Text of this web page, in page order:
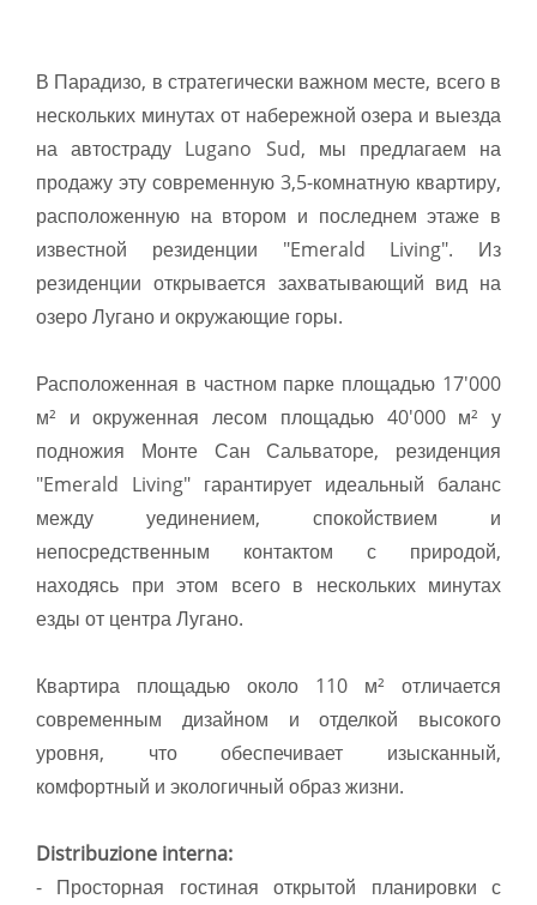
В Парадизо, в стратегически важном месте, всего в
нескольких минутах от набережной озера и выезда
на автостраду Lugano Sud, мы предлагаем на
продажу эту современную 3,5-комнатную квартиру,
расположенную на втором и последнем этаже в
известной резиденции "Emerald Living". Из
резиденции открывается захватывающий вид на
озеро Лугано и окружающие горы.
Расположенная в частном парке площадью 17'000
м² и окруженная лесом площадью 40'000 м² у
подножия Монте Сан Сальваторе, резиденция
"Emerald Living" гарантирует идеальный баланс
между уединением, спокойствием и
непосредственным контактом с природой,
находясь при этом всего в нескольких минутах
езды от центра Лугано.
Квартира площадью около 110 м² отличается
современным дизайном и отделкой высокого
уровня, что обеспечивает изысканный,
комфортный и экологичный образ жизни.
Distribuzione interna:
- Просторная гостиная открытой планировки с